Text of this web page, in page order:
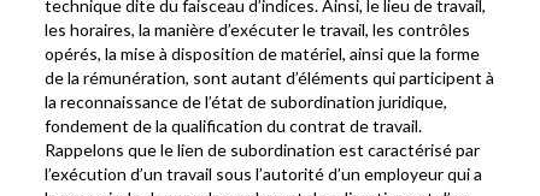
technique dite du faisceau d’indices. Ainsi, le lieu de travail,
les horaires, la manière d’exécuter le travail, les contrôles
opérés, la mise à disposition de matériel, ainsi que la forme
de la rémunération, sont autant d’éléments qui participent à
la reconnaissance de l’état de subordination juridique,
fondement de la qualification du contrat de travail.
Rappelons que le lien de subordination est caractérisé par
l’exécution d’un travail sous l’autorité d’un employeur qui a